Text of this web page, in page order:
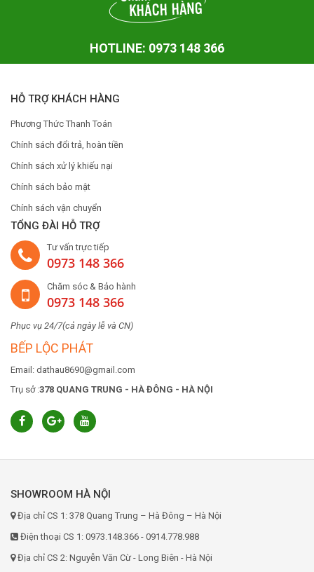
HOTLINE: 0973 148 366
HỖ TRỢ KHÁCH HÀNG
Phương Thức Thanh Toán
Chính sách đổi trả, hoàn tiền
Chính sách xử lý khiếu nại
Chính sách bảo mật
Chính sách vận chuyển
TỔNG ĐÀI HỖ TRỢ
Tư vấn trực tiếp
0973 148 366
Chăm sóc & Bảo hành
0973 148 366
Phục vụ 24/7(cả ngày lễ và CN)
BẾP LỘC PHÁT
Email: dathau8690@gmail.com
Trụ sở :378 QUANG TRUNG - HÀ ĐÔNG - HÀ NỘI
SHOWROOM HÀ NỘI
Địa chỉ CS 1: 378 Quang Trung – Hà Đông – Hà Nội
Điện thoại CS 1: 0973.148.366 - 0914.778.988
Địa chỉ CS 2: Nguyễn Văn Cừ - Long Biên - Hà Nội